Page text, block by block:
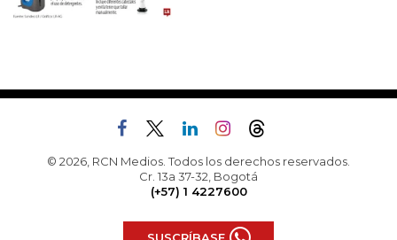
© 2026, RCN Medios. Todos los derechos reservados.
Cr. 13a 37-32, Bogotá
(+57) 1 4227600